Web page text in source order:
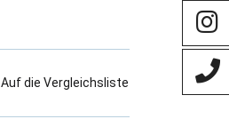
Auf die Vergleichsliste